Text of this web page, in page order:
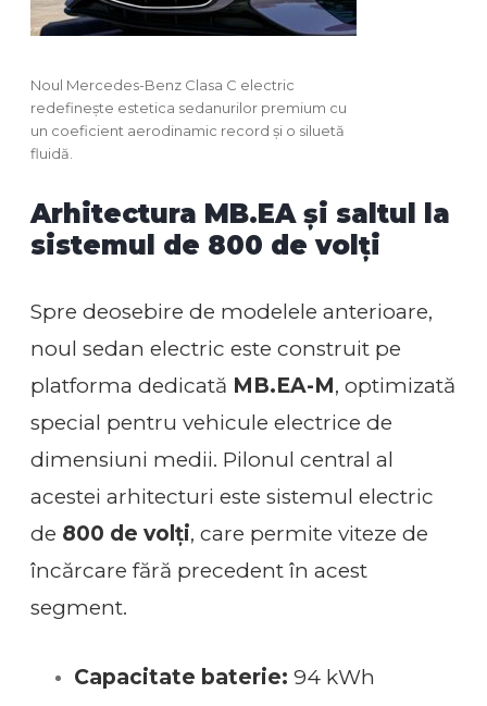
Noul Mercedes-Benz Clasa C electric
redefinește estetica sedanurilor premium cu
un coeficient aerodinamic record și o siluetă
fluidă.
Arhitectura MB.EA și saltul la
sistemul de 800 de volți
Spre deosebire de modelele anterioare,
noul sedan electric este construit pe
platforma dedicată MB.EA-M, optimizată
special pentru vehicule electrice de
dimensiuni medii. Pilonul central al
acestei arhitecturi este sistemul electric
de 800 de volți, care permite viteze de
încărcare fără precedent în acest
segment.
Capacitate baterie: 94 kWh